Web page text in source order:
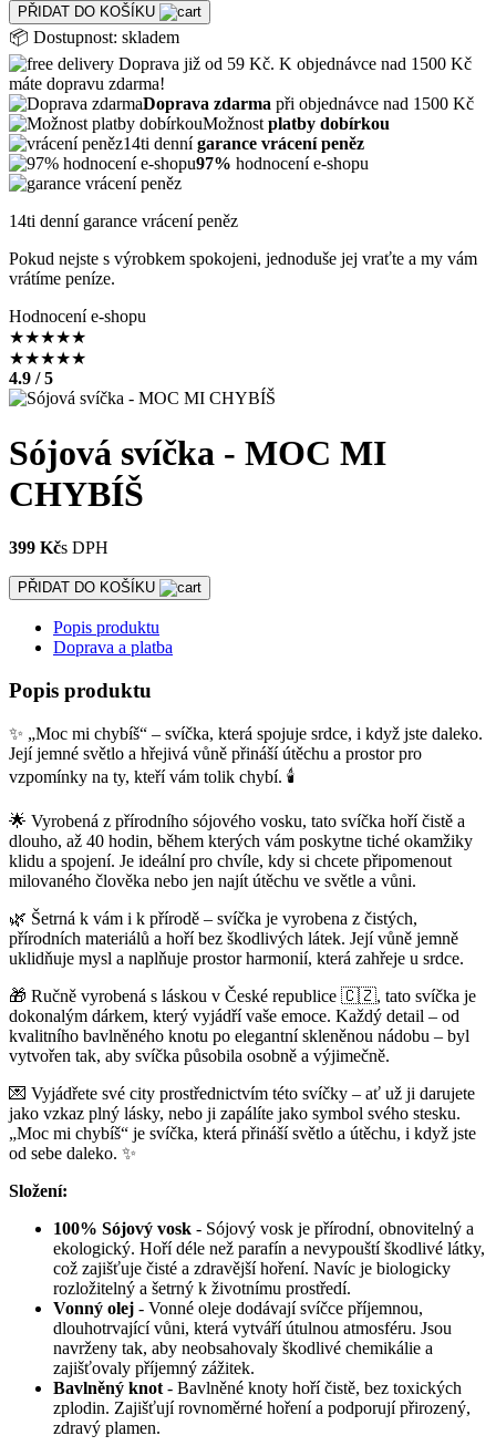
PŘIDAT DO KOŠÍKU
📦 Dostupnost: skladem
Doprava již od 59 Kč. K objednávce nad 1500 Kč
máte dopravu zdarma!
Doprava zdarma při objednávce nad 1500 Kč
Možnost platby dobírkou
14ti dennígarance vrácení peněz
97% hodnocení e-shopu
14ti denní garance vrácení peněz
Pokud nejste s výrobkem spokojeni, jednoduše jej vraťte a my vám
vrátíme peníze.
Hodnocení e-shopu
★★★★★
★★★★★
4.9 / 5
Sójová svíčka - MOC MI
CHYBÍŠ
399 Kčs DPH
PŘIDAT DO KOŠÍKU
Popis produktu
Doprava a platba
Popis produktu
✨ „Moc mi chybíš“ – svíčka, která spojuje srdce, i když jste daleko.
Její jemné světlo a hřejivá vůně přináší útěchu a prostor pro
vzpomínky na ty, kteří vám tolik chybí. 🕯️
🌟 Vyrobená z přírodního sójového vosku, tato svíčka hoří čistě a
dlouho, až 40 hodin, během kterých vám poskytne tiché okamžiky
klidu a spojení. Je ideální pro chvíle, kdy si chcete připomenout
milovaného člověka nebo jen najít útěchu ve světle a vůni.
🌿 Šetrná k vám i k přírodě – svíčka je vyrobena z čistých,
přírodních materiálů a hoří bez škodlivých látek. Její vůně jemně
uklidňuje mysl a naplňuje prostor harmonií, která zahřeje u srdce.
🎁 Ručně vyrobená s láskou v České republice 🇨🇿, tato svíčka je
dokonalým dárkem, který vyjádří vaše emoce. Každý detail – od
kvalitního bavlněného knotu po elegantní skleněnou nádobu – byl
vytvořen tak, aby svíčka působila osobně a výjimečně.
💌 Vyjádřete své city prostřednictvím této svíčky – ať už ji darujete
jako vzkaz plný lásky, nebo ji zapálíte jako symbol svého stesku.
„Moc mi chybíš“ je svíčka, která přináší světlo a útěchu, i když jste
od sebe daleko. ✨
Složení:
100% Sójový vosk - Sójový vosk je přírodní, obnovitelný a
ekologický. Hoří déle než parafín a nevypouští škodlivé látky,
což zajišťuje čisté a zdravější hoření. Navíc je biologicky
rozložitelný a šetrný k životnímu prostředí.
Vonný olej - Vonné oleje dodávají svíčce příjemnou,
dlouhotrvající vůni, která vytváří útulnou atmosféru. Jsou
navrženy tak, aby neobsahovaly škodlivé chemikálie a
zajišťovaly příjemný zážitek.
Bavlněný knot - Bavlněné knoty hoří čistě, bez toxických
zplodin. Zajišťují rovnoměrné hoření a podporují přirozený,
zdravý plamen.